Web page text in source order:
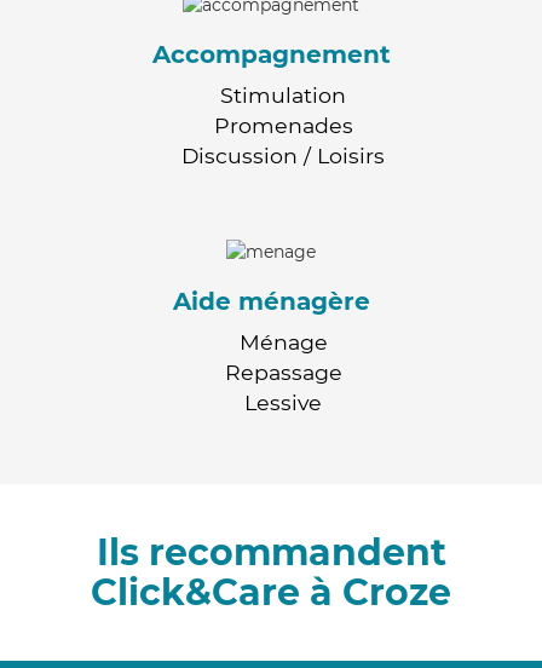
Accompagnement
Stimulation
Promenades
Discussion / Loisirs
Aide ménagère
Ménage
Repassage
Lessive
Ils recommandent
Click&Care à Croze